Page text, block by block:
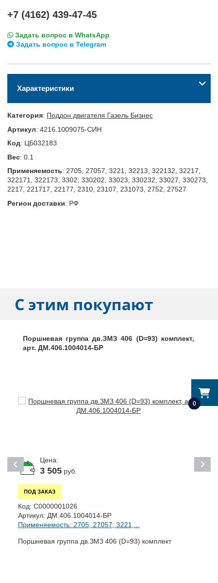
0
+7 (4162) 439-47-45
Задать вопрос в WhatsApp
Задать вопрос в Telegram
Характеристики
Категория: Поддон двигателя Газель Бизнес
Артикул: 4216.1009075-СИН
Код: ЦБ032183
Вес: 0.1
Применяемость: 2705, 27057, 3221, 32213, 322132, 32217,
322171, 322173, 3302, 330202, 33023, 330232, 33027, 330273,
2217, 221717, 22177, 2310, 23107, 231073, 2752, 27527
Регион доставки: РФ
С этим покупают
Поршневая группа дв.ЗМЗ 406 (D=93) комплект,
арт. ДМ.406.1004014-БР
Цена:
3 505руб.
ПОД ЗАКАЗ
Код: С0000001026
Артикул: ДМ.406.1004014-БР
Применяемость: 2705, 27057, 3221,...
Поршневая группа дв.ЗМЗ 406 (D=93) комплект